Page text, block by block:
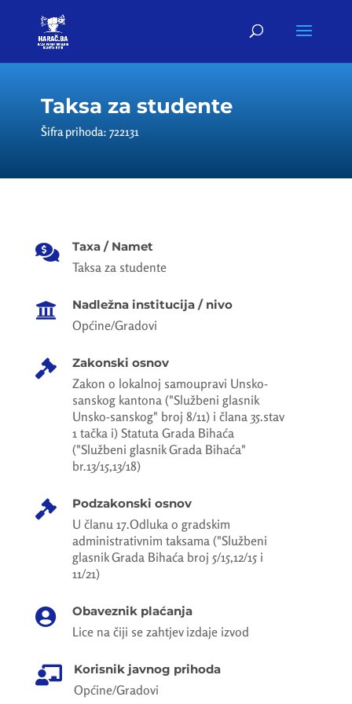
Taksa za studente
Šifra prihoda: 722131
 Taxa / Namet
Taksa za studente
 Nadležna institucija / nivo
Općine/Gradovi
 Zakonski osnov
Zakon o lokalnoj samoupravi Unsko-
sanskog kantona ("Službeni glasnik
Unsko-sanskog" broj 8/11) i člana 35.stav
1 tačka i) Statuta Grada Bihaća
("Službeni glasnik Grada Bihaća"
br.13/15,13/18)
 Podzakonski osnov
U članu 17.Odluka o gradskim
administrativnim taksama ("Službeni
glasnik Grada Bihaća broj 5/15,12/15 i
11/21)
 Obaveznik plaćanja
Lice na čiji se zahtjev izdaje izvod
 Korisnik javnog prihoda
Općine/Gradovi